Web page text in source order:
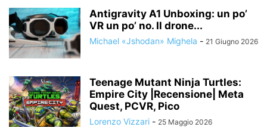
Antigravity A1 Unboxing: un po’
VR un po’ no. Il drone...
Michael «Jshodan» Mighela - 21 Giugno 2026
Teenage Mutant Ninja Turtles:
Empire City |Recensione| Meta
Quest, PCVR, Pico
Lorenzo Vizzari - 25 Maggio 2026